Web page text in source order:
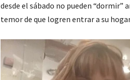
desde el sábado no pueden “dormir”
temor de que logren entrar a su